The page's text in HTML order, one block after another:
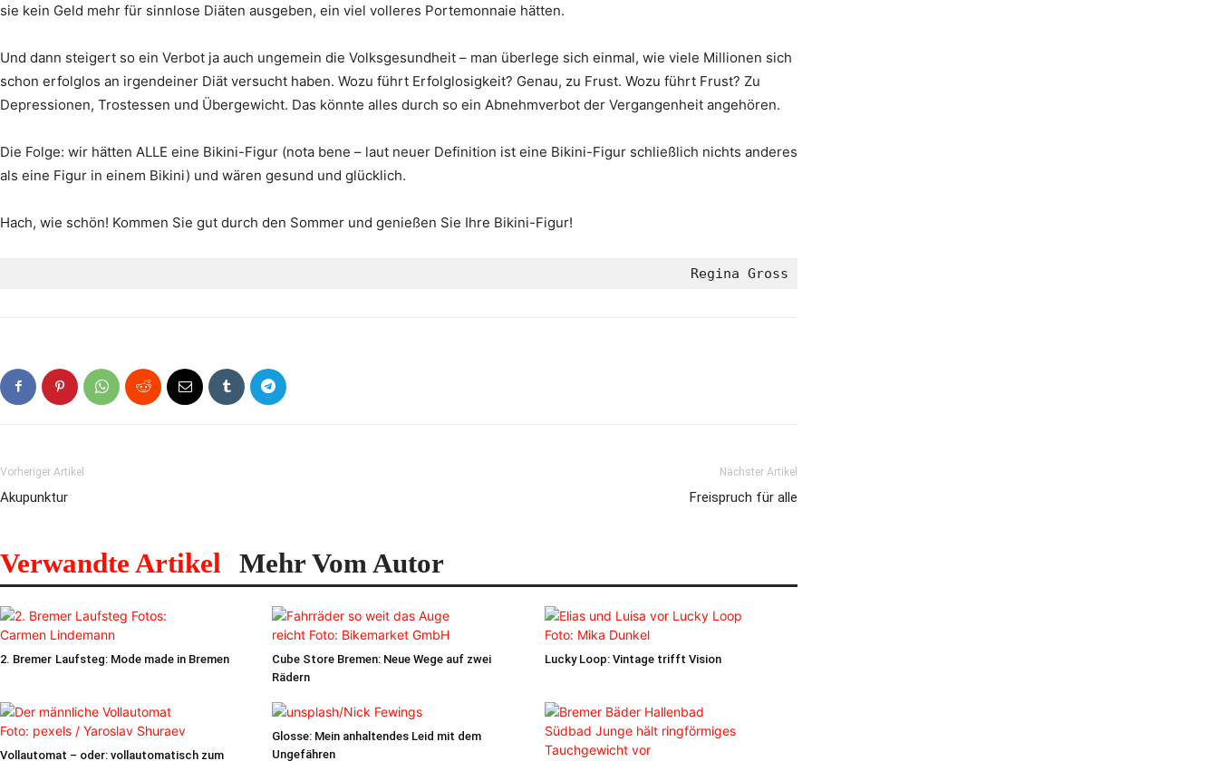
sie kein Geld mehr für sinnlose Diäten ausgeben, ein viel volleres Portemonnaie hätten.
Und dann steigert so ein Verbot ja auch ungemein die Volksgesundheit – man überlege sich einmal, wie viele Millionen sich
schon erfolglos an irgendeiner Diät versucht haben. Wozu führt Erfolglosigkeit? Genau, zu Frust. Wozu führt Frust? Zu
Depressionen, Trostessen und Übergewicht. Das könnte alles durch so ein Abnehmverbot der Vergangenheit angehören.
Die Folge: wir hätten ALLE eine Bikini-Figur (nota bene – laut neuer Definition ist eine Bikini-Figur schließlich nichts anderes
als eine Figur in einem Bikini) und wären gesund und glücklich.
Hach, wie schön! Kommen Sie gut durch den Sommer und genießen Sie Ihre Bikini-Figur!
Regina Gross
Vorheriger Artikel
Akupunktur
Nächster Artikel
Freispruch für alle
Verwandte Artikel Mehr Vom Autor
2. Bremer Laufsteg: Mode made in Bremen
Cube Store Bremen: Neue Wege auf zwei
Rädern
Lucky Loop: Vintage trifft Vision
Vollautomat – oder: vollautomatisch zum
Glosse: Mein anhaltendes Leid mit dem
Ungefähren